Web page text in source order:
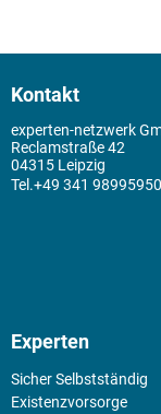
Kontakt
experten-netzwerk
Reclamstraße 42
04315 Leipzig
+49 341 98995950
Experten
Sicher Selbstständig
Existenz­vorsorge